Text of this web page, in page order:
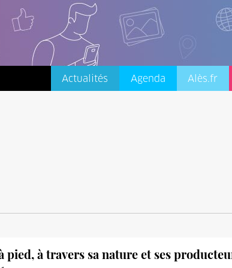
Actualités Agenda Alès.fr
à travers sa nature et ses